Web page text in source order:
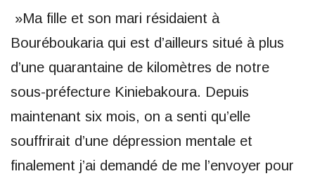
»Ma fille et son mari résidaient à
Bouréboukaria qui est d’ailleurs situé à plus
d’une quarantaine de kilomètres de notre
sous-préfecture Kiniebakoura. Depuis
maintenant six mois, on a senti qu’elle
souffrirait d’une dépression mentale et
finalement j’ai demandé de me l’envoyer pour